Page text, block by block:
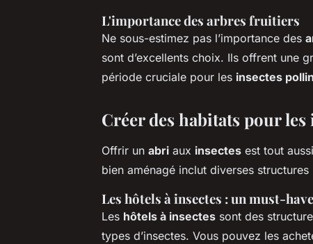
L'importance des arbres fruitiers
Ne sous-estimez pas l’importance des
sont d’excellents choix. Ils offrent une
période cruciale pour les insectes
Créer des habitats pour les
Offrir un abri aux insectes est tout
bien aménagé inclut diverses
Les hôtels à insectes : un must-have
Les hôtels à insectes sont des
types d’insectes. Vous pouvez les